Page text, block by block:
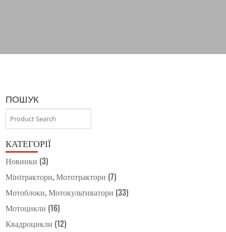
ПОШУК
КАТЕГОРІЇ
Новинки (3)
Мінітрактори, Мототрактори (7)
Мотоблоки, Мотокультиватори (33)
Мотоцикли (16)
Квадроцикли (12)